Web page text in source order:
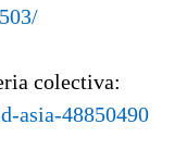
colectiva:
asia-48850490